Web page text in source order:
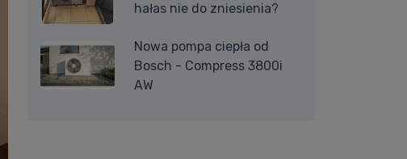
hałas nie do zniesienia?
Nowa pompa ciepła od
Bosch - Compress 3800i
AW